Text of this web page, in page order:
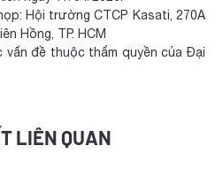
trường CTCP Kasati, 270A
Hồng, TP. HCM
đề thuộc thẩm quyền của Đại
LIÊN QUAN